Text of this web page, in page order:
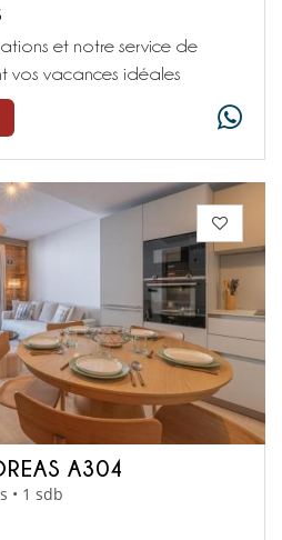
et notre service de
vos vacances idéales
A304
• 1 sdb